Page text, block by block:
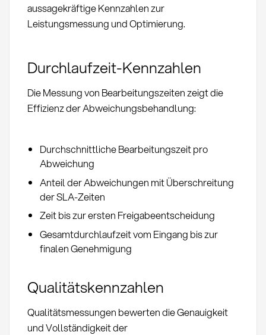
aussagekräftige Kennzahlen zur
Leistungsmessung und Optimierung.
Durchlaufzeit-Kennzahlen
Die Messung von Bearbeitungszeiten zeigt die
Effizienz der Abweichungsbehandlung:
Durchschnittliche Bearbeitungszeit pro
Abweichung
Anteil der Abweichungen mit Überschreitung
der SLA-Zeiten
Zeit bis zur ersten Freigabeentscheidung
Gesamtdurchlaufzeit vom Eingang bis zur
finalen Genehmigung
Qualitätskennzahlen
Qualitätsmessungen bewerten die Genauigkeit
und Vollständigkeit der